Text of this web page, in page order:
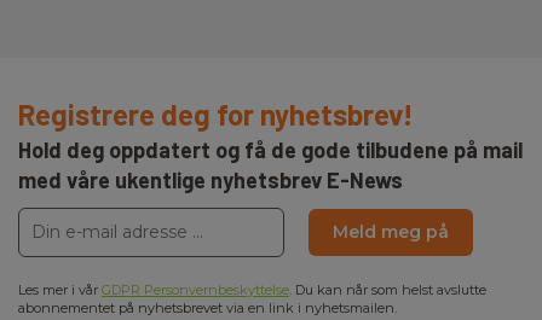
Registrere deg for nyhetsbrev!
Hold deg oppdatert og få de gode tilbudene på mail
med våre ukentlige nyhetsbrev E-News
Meld meg på
Les mer i vår GDPR Personvernbeskyttelse. Du kan når som helst avslutte
abonnementet på nyhetsbrevet via en link i nyhetsmailen.